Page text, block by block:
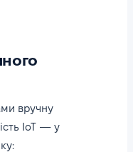
вручну
IoT — у